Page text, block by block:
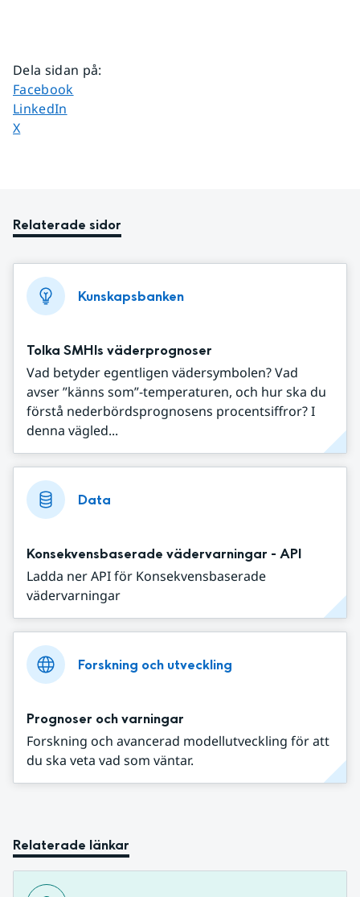
Dela sidan på:
Dela sidan på
Facebook
Dela sidan på
LinkedIn
Dela sidan på
X
Relaterade sidor
Kunskapsbanken
Tolka SMHIs väderprognoser
Vad betyder egentligen vädersymbolen? Vad
avser ”känns som”-temperaturen, och hur ska du
förstå nederbördsprognosens procentsiffror? I
denna vägled...
Data
Konsekvensbaserade vädervarningar - API
Ladda ner API för Konsekvensbaserade
vädervarningar
Forskning och utveckling
Prognoser och varningar
Forskning och avancerad modellutveckling för att
du ska veta vad som väntar.
Relaterade länkar